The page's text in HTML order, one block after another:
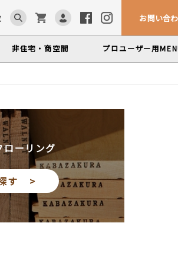
お問い合
カウンター・テーブル
塗料・メンテナンス用品
製品カテゴリーか
「見る木活かす木」
世界の樹種
ロフィールや科学的データを検索
テナンスサービス
非住宅・商空間 プロユーザー用
ーリング
す >